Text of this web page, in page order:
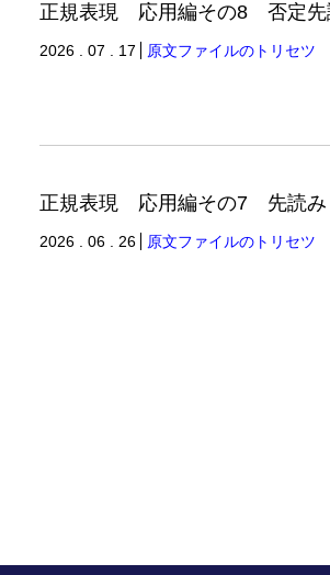
正規表現 応用編その8 否定先
2026 . 07 . 17 原文ファイルのトリセツ
正規表現 応用編その7 先読み
2026 . 06 . 26 原文ファイルのトリセツ